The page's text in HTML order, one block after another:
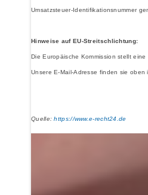
Umsatzsteuer-Identifikationsnummer
Hinweise auf EU-Streitschlichtung:
Die Europäische Kommission stellt
Unsere E-Mail-Adresse finden sie oben
Quelle:https://www.e-recht24.de